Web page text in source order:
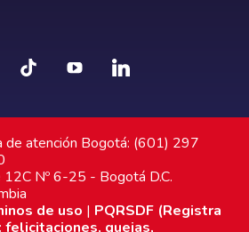
de atención Bogotá: (601) 297
12C Nº 6-25 - Bogotá D.C.
de uso | PQRSDF (Registra
felicitaciones, quejas,